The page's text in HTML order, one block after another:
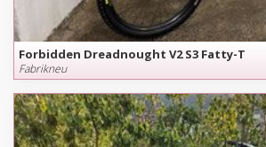
Forbidden Dreadnought V2 S3 Fatty-T
Fabrikneu